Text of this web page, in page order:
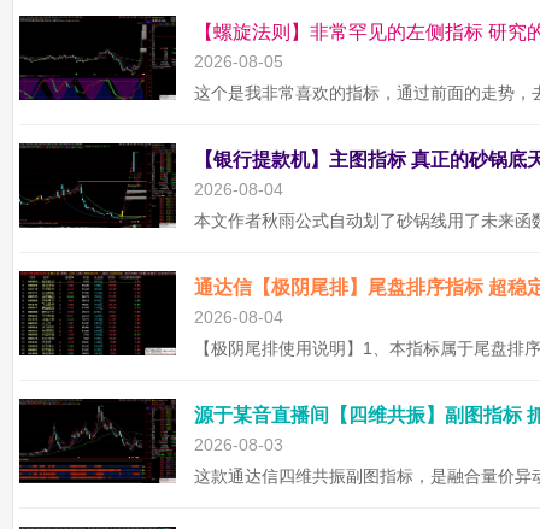
2026-08-05
2026-08-04
2026-08-04
2026-08-03